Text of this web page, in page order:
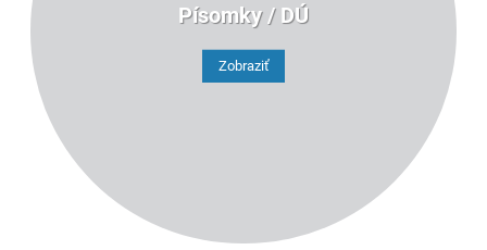
40
Písomky / DÚ
Zobraziť